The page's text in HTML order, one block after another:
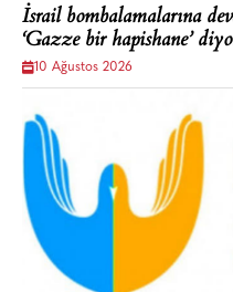
İsrail bombalamalarına
‘Gazze bir hapishane’
10 Ağustos 2026